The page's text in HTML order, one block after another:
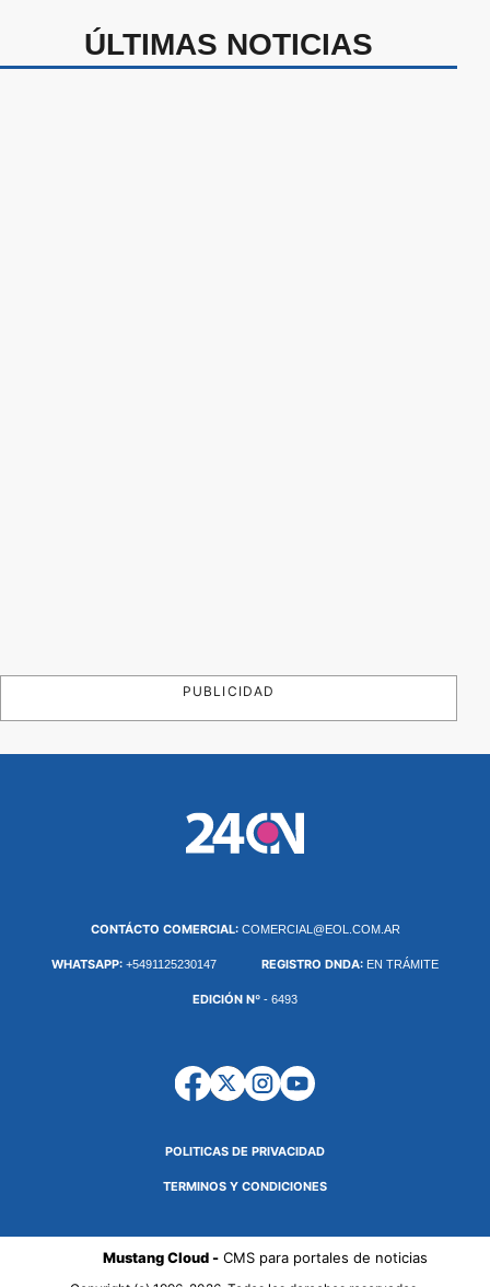
ÚLTIMAS NOTICIAS
PUBLICIDAD
CONTÁCTO COMERCIAL: COMERCIAL@EOL.COM.AR
WHATSAPP: +5491125230147 REGISTRO DNDA: EN TRÁMITE
EDICIÓN Nº - 6493
POLITICAS DE PRIVACIDAD
TERMINOS Y CONDICIONES
Mustang Cloud -CMS para portales de noticias